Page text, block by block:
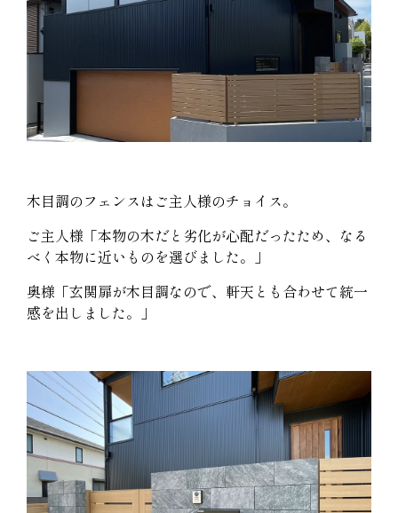
木目調のフェンスはご主人様のチョイス。
ご主人様「本物の木だと劣化が心配だったため、なる
べく本物に近いものを選びました。」
奥様「玄関扉が木目調なので、軒天とも合わせて統一
感を出しました。」